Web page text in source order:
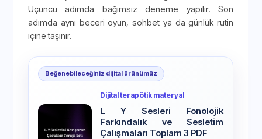
Üçüncü adımda bağımsız deneme yapılır. Son
adımda aynı beceri oyun, sohbet ya da günlük rutin
içine taşınır.
Beğenebileceğiniz dijital ürünümüz
Dijital terapötik materyal
L Y Sesleri Fonolojik
Farkındalık ve Sesletim
Çalışmaları Toplam 3 PDF